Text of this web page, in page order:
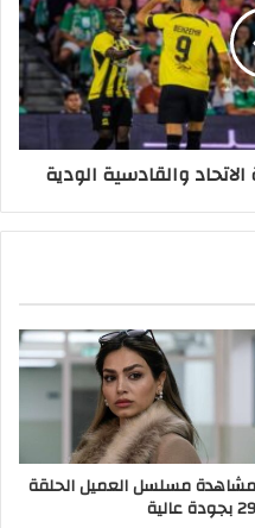
والقادسية الودية
مشاهدة مسلسل العميل الحلقة
29 بجودة عالية